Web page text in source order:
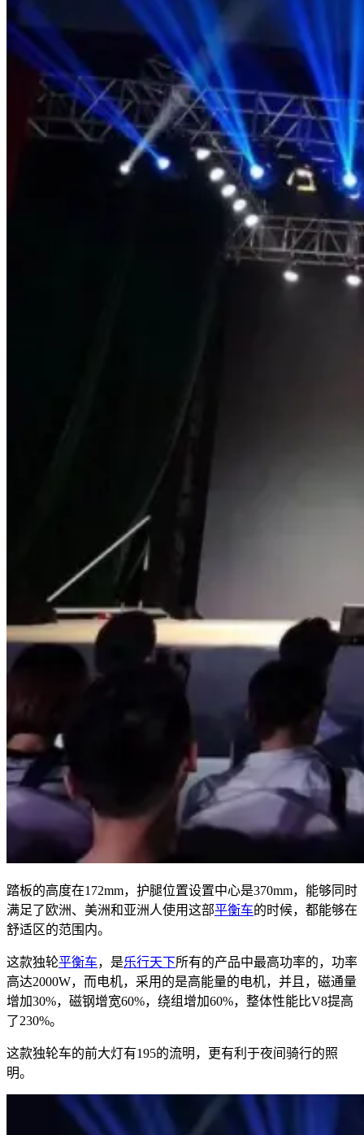
踏板的高度在172mm，护腿位置设置中心是370mm，能够同时
满足了欧洲、美洲和亚洲人使用这部平衡车的时候，都能够在
舒适区的范围内。
这款独轮平衡车，是乐行天下所有的产品中最高功率的，功率
高达2000W，而电机，采用的是高能量的电机，并且，磁通量
增加30%，磁钢增宽60%，绕组增加60%，整体性能比V8提高
了230%。
这款独轮车的前大灯有195的流明，更有利于夜间骑行的照
明。